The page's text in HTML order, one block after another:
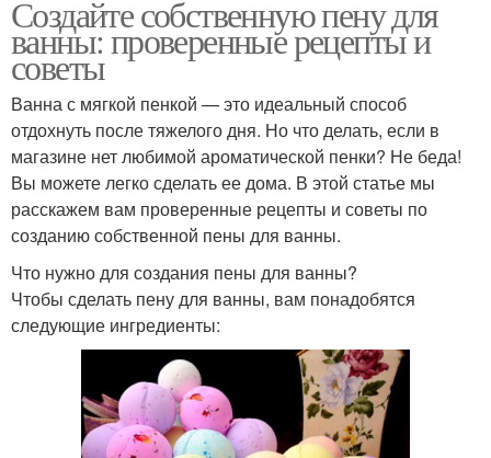
Создайте собственную пену для
ванны: проверенные рецепты и
советы
Ванна с мягкой пенкой — это идеальный способ
отдохнуть после тяжелого дня. Но что делать, если в
магазине нет любимой ароматической пенки? Не беда!
Вы можете легко сделать ее дома. В этой статье мы
расскажем вам проверенные рецепты и советы по
созданию собственной пены для ванны.
Что нужно для создания пены для ванны?
Чтобы сделать пену для ванны, вам понадобятся
следующие ингредиенты: